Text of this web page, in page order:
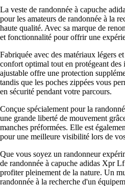
La veste de randonnée à capuche
pour les amateurs de randonnée à la
haute qualité. Avec sa marque de
et fonctionnalité pour offrir une
Fabriquée avec des matériaux légers
confort optimal tout en protégeant des
ajustable offre une protection
tandis que les poches zippées vous
en sécurité pendant votre parcours.
Conçue spécialement pour la
une grande liberté de mouvement
manches préformées. Elle est
pour une meilleure visibilité lors de
Que vous soyez un randonneur
de randonnée à capuche adidas Xpr
profiter pleinement de la nature. Un
randonnée à la recherche d'un